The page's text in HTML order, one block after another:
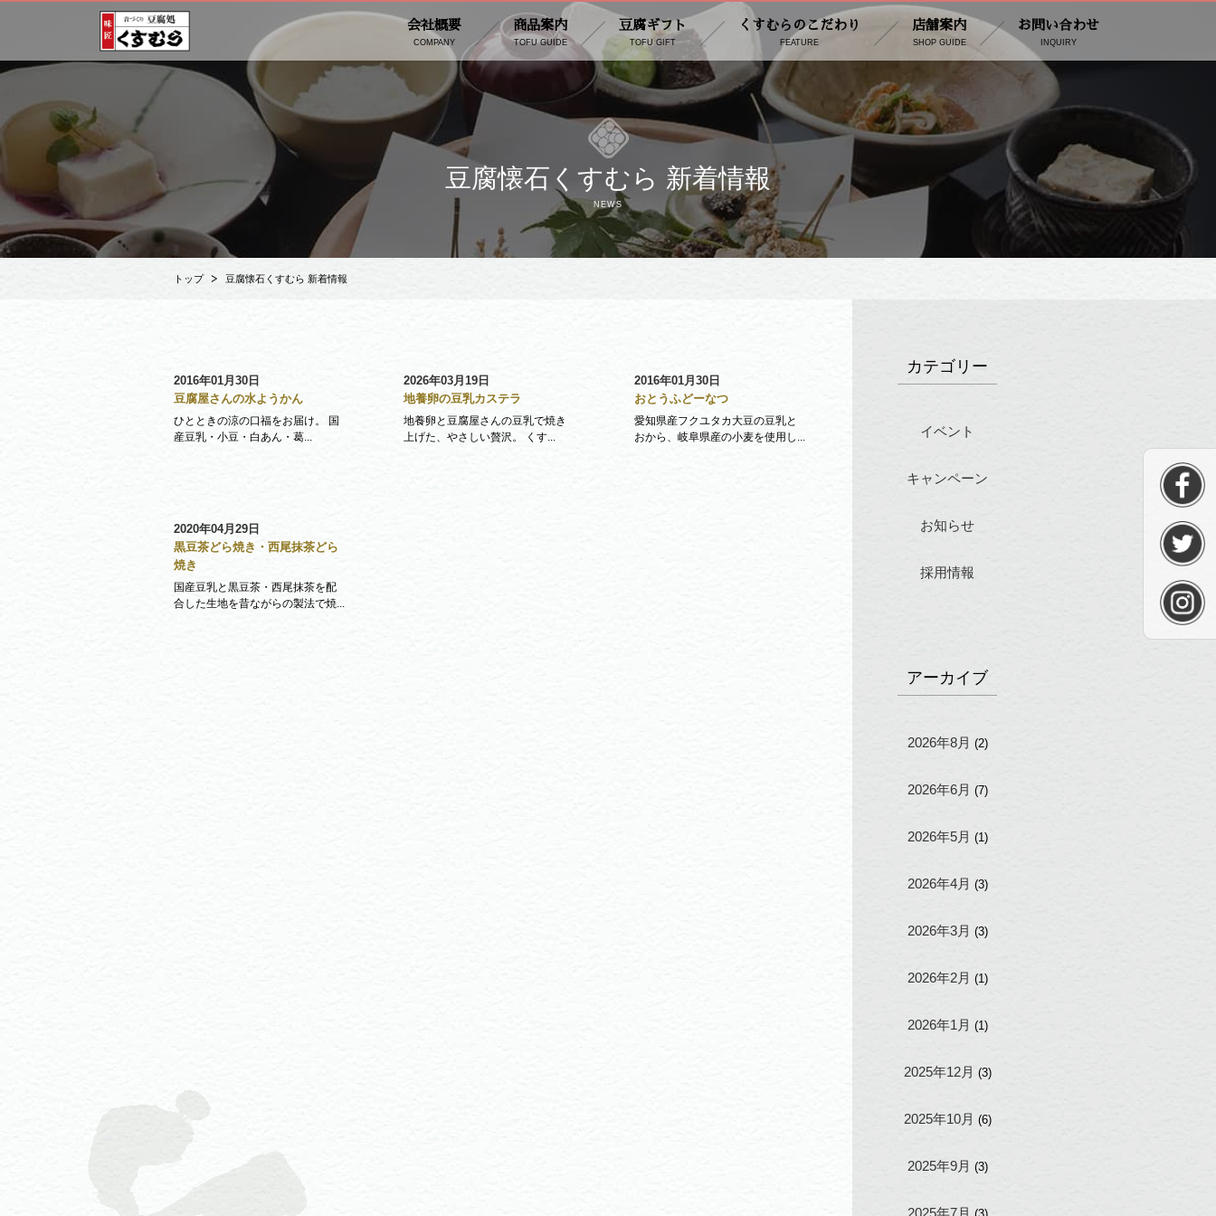
お問い合わせ
INQUIRY
店舗案内
SHOP GUIDE
くすむらのこだわり
FEATURE
豆腐ギフト
TOFU GIFT
商品案内
TOFU GUIDE
会社概要
COMPANY
豆腐懐石くすむら 新着情報
NEWS
トップ 豆腐懐石くすむら 新着情報
2016年01月30日
豆腐屋さんの水ようかん
ひとときの涼の口福をお届け。 国
産豆乳・小豆・白あん・葛...
2026年03月19日
地養卵の豆乳カステラ
地養卵と豆腐屋さんの豆乳で焼き
上げた、やさしい贅沢。 くす...
2016年01月30日
おとうふどーなつ
愛知県産フクユタカ大豆の豆乳と
おから、岐阜県産の小麦を使用し...
2020年04月29日
黒豆茶どら焼き・西尾抹茶どら
焼き
国産豆乳と黒豆茶・西尾抹茶を配
合した生地を昔ながらの製法で焼...
カテゴリー
イベント
キャンペーン
お知らせ
採用情報
アーカイブ
2026年8月 (2)
2026年6月 (7)
2026年5月 (1)
2026年4月 (3)
2026年3月 (3)
2026年2月 (1)
2026年1月 (1)
2025年12月 (3)
2025年10月 (6)
2025年9月 (3)
2025年7月